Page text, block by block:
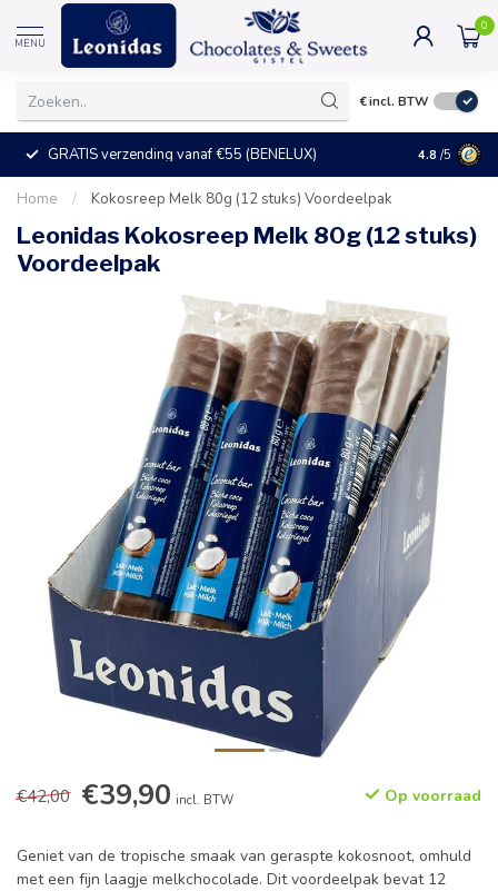
MENU
0
€incl. BTW
GRATIS verzending vanaf €55 (BENELUX) +25°C =
4.8 /5
Home / Kokosreep Melk 80g (12 stuks) Voordeelpak
Leonidas Kokosreep Melk 80g (12 stuks)
Voordeelpak
€42,00 €39,90 incl. BTW Op voorraad
Geniet van de tropische smaak van geraspte kokosnoot, omhuld
met een fijn laagje melkchocolade. Dit voordeelpak bevat 12